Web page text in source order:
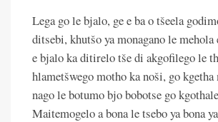
Lega go le bjalo, ge e ba o tšeela
ditsebi, khutšo ya monagano le mehola
e bjalo ka ditirelo tše di akgofilego le
hlametšwego motho ka noši, go
nago le botumo bjo bobotse go
Maitemogelo a bona le tsebo ya bona